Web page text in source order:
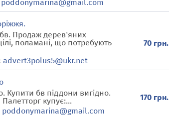
poddonymarina@gmail.com
Продаж дерев'яних
поламані, що потребують
advert3polus5@ukr.net
70 грн.
Купити бв піддони вигідно.
купує:...
poddonymarina@gmail.com
170 грн.